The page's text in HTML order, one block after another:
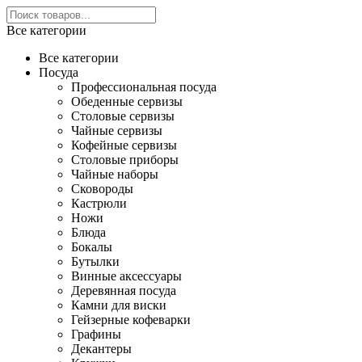
Все категории
Все категории
Посуда
Профессиональная посуда
Обеденные сервизы
Столовые сервизы
Чайные сервизы
Кофейные сервизы
Столовые приборы
Чайные наборы
Сковороды
Кастрюли
Ножи
Блюда
Бокалы
Бутылки
Винные аксессуары
Деревянная посуда
Камни для виски
Гейзерные кофеварки
Графины
Декантеры